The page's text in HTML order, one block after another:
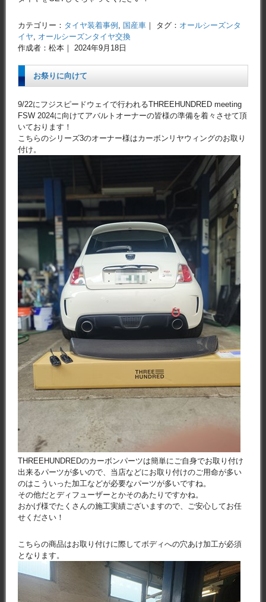
カテゴリー： タイヤ装着事例 国産車 ｜ タグ： オールシーズンタ
イヤ
オールシーズンタイヤ交換
作成者：松本｜ 2024年9月18日
お祭りに向けて
9/22にフジスピードウェイで行われるTHREEHUNDRED meeting
FSW 2024に向けてアバルトオーナーの皆様の準備を着々させて頂
いております！
こちらのシリーズ3のオーナー様はカーボンリヤウィングのお取り
付け。
THREEHUNDREDのカーボンパーツは簡単にご自身でお取り付け
出来るパーツが多いので、当店などにお取り付けのご用命が多い
のはこういった加工などが必要なパーツが多いですね。
その他だとディフューザーとかそのあたりですかね。
おかげ様でたくさんの施工実績ございますので、ご安心してお任
せください！
こちらの商品はお取り付けに際してボディへの穴あけ加工が必須
となります。